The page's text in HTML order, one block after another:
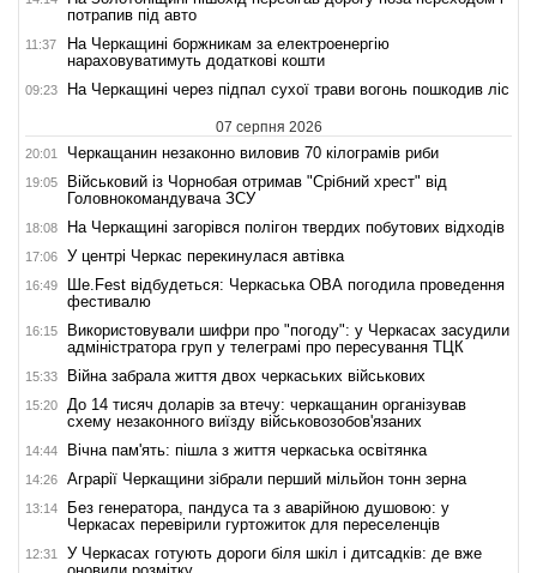
потрапив під авто
11:37
На Черкащині боржникам за електроенергію
нараховуватимуть додаткові кошти
09:23 На Черкащині через підпал сухої трави вогонь пошкодив ліс
07 серпня 2026
20:01 Черкащанин незаконно виловив 70 кілограмів риби
19:05
Військовий із Чорнобая отримав "Срібний хрест" від
Головнокомандувача ЗСУ
18:08 На Черкащині загорівся полігон твердих побутових відходів
17:06 У центрі Черкас перекинулася автівка
16:49
Ше.Fest відбудеться: Черкаська ОВА погодила проведення
фестивалю
16:15
Використовували шифри про "погоду": у Черкасах засудили
адміністратора груп у телеграмі про пересування ТЦК
15:33 Війна забрала життя двох черкаських військових
15:20
До 14 тисяч доларів за втечу: черкащанин організував
схему незаконного виїзду військовозобов'язаних
14:44 Вічна пам'ять: пішла з життя черкаська освітянка
14:26 Аграрії Черкащини зібрали перший мільйон тонн зерна
13:14
Без генератора, пандуса та з аварійною душовою: у
Черкасах перевірили гуртожиток для переселенців
12:31
У Черкасах готують дороги біля шкіл і дитсадків: де вже
оновили розмітку